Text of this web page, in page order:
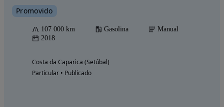
Promovido
107 000 km Gasolina
Manual
2018
Costa da Caparica (Setúbal)
Particular • Publicado